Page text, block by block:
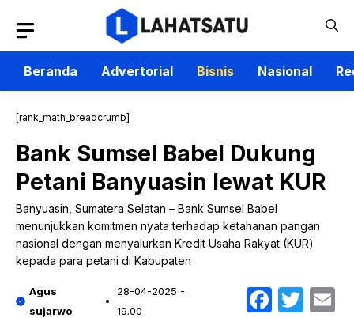
isi
Beranda
Advertorial Bisnis Nasional
[rank_math_breadcrumb]
Bank Sumsel Babel Dukung
Petani Banyuasin lewat KUR
Banyuasin, Sumatera Selatan – Bank Sumsel Babel
menunjukkan komitmen nyata terhadap ketahanan pangan
nasional dengan menyalurkan Kredit Usaha Rakyat (KUR)
kepada para petani di Kabupaten
Agus
sujarwo
28-04-2025 -
19.00